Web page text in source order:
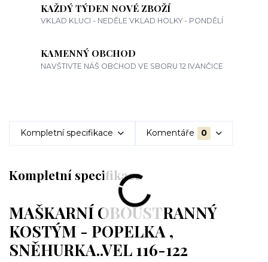
KAŽDÝ TÝDEN NOVÉ ZBOŽÍ
VKLAD KLUCI - NEDĚLE VKLAD HOLKY - PONDĚLÍ
KAMENNÝ OBCHOD
NAVŠTIVTE NÁŠ OBCHOD VE SBORU 12 IVANČICE
Kompletní specifikace Komentáře 0
Kompletní specifikace
MAŠKARNÍ OBOUSTRANNÝ
KOSTÝM - POPELKA ,
SNĚHURKA..VEL 116-122